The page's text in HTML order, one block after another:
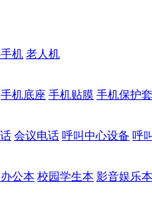
机 老人机
手机底座 手机贴膜 手机保护套
会议电话 呼叫中心设备 呼
公本 校园学生本 影音娱乐本